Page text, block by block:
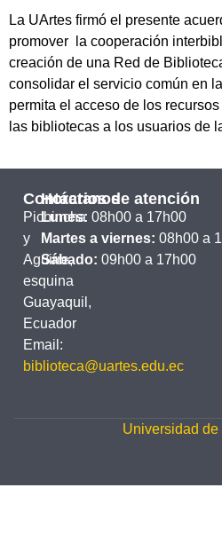
La UArtes firmó el presente
promover la cooperación
creación de una Red de
consolidar el servicio común en
permita el acceso de los
las bibliotecas a los usuarios de
Contáctanos
Pichincha
y
Aguirre,
esquina
Guayaquil,
Ecuador
Email:
biblioteca@uartes.edu.ec
Horarios de atención
Lunes: 08h00 a 17h00
Martes a viernes: 08h00 a
Sábado: 09h00 a 17h00
Universidad de